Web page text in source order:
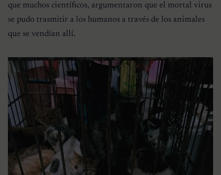
que muchos científicos, argumentaron que el mortal virus
se pudo trasmitir a los humanos a través de los animales
que se vendían allí.